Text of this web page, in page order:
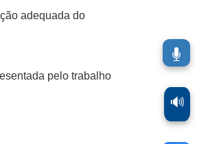
adequada do
pelo trabalho
🔊